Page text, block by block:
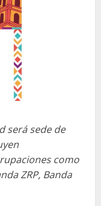
será sede de
como
ZRP, Banda